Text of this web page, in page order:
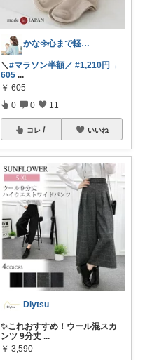
かな𖧷心まで軽くなる暮らしの記録🌿
＼#マラソン半額／ #1,210円→
605 ...
￥ 605
0 0 11
コレ いいね
Diytsu
✨これおすすめ！ウール混スカ
ンツ 9分丈 ...
￥ 3,590